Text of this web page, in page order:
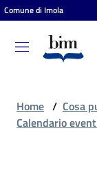
Vai al contenuto
Vai alla navigazione
Vai al footer
Comune di Imola
comunale
Home / Cosa
Calendario